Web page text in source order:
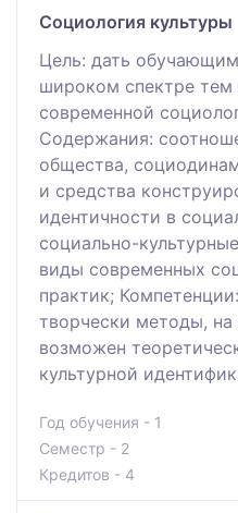
Социология культуры
Цель: дать
широком спектре тем
современной
Содержания:
общества,
и средства
идентичности в
социально-
виды современных
практик;
творчески методы,
возможен
культурной
Год обучения - 1
Семестр - 2
Кредитов - 4